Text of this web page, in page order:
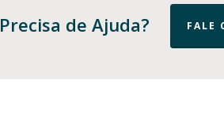
Precisa de Ajuda? FALE